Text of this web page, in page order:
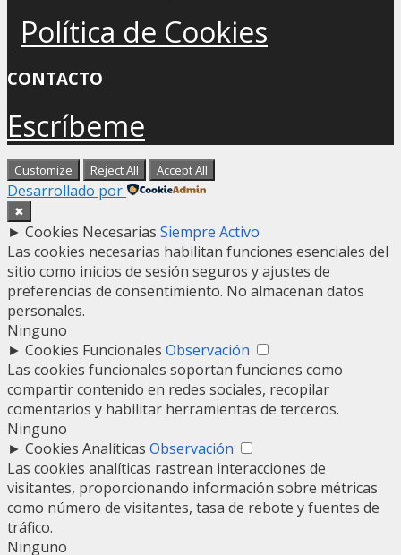
Política de Cookies
CONTACTO
Escríbeme
Customize Reject All Accept All
Desarrollado por
✖
► Cookies Necesarias Siempre Activo
Las cookies necesarias habilitan funciones esenciales del
sitio como inicios de sesión seguros y ajustes de
preferencias de consentimiento. No almacenan datos
personales.
Ninguno
► Cookies Funcionales Observación
Las cookies funcionales soportan funciones como
compartir contenido en redes sociales, recopilar
comentarios y habilitar herramientas de terceros.
Ninguno
► Cookies Analíticas Observación
Las cookies analíticas rastrean interacciones de
visitantes, proporcionando información sobre métricas
como número de visitantes, tasa de rebote y fuentes de
tráfico.
Ninguno